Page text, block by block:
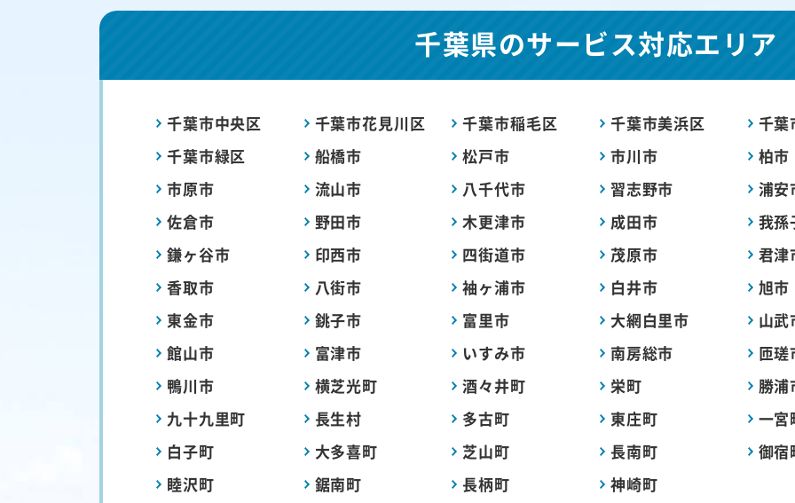
千葉県のサービス対応エリア
千葉市中央区 千葉市花見川区 千葉市稲毛区 千葉市美浜区
千葉
千葉市緑区
船橋市 松戸市 市川市
柏市
市原市
流山市 八千代市 習志野市
浦安
佐倉市
野田市 木更津市 成田市
我孫
鎌ヶ谷市
印西市 四街道市 茂原市
君津
香取市
八街市 袖ヶ浦市 白井市
旭市
東金市
銚子市 富里市 大網白里市
山武
館山市
富津市 いすみ市 南房総市
匝瑳
鴨川市
横芝光町 酒々井町 栄町
勝浦
九十九里町
長生村 多古町 東庄町
一宮
白子町
大多喜町 芝山町 長南町
御宿
睦沢町
鋸南町 長柄町 神崎町